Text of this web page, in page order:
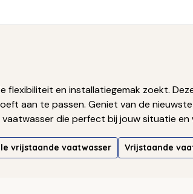
en installatiegemak zoekt.
aan te passen. Geniet van de
die perfect bij jouw situatie en
vrijstaande vaatwasser Vrijstaande